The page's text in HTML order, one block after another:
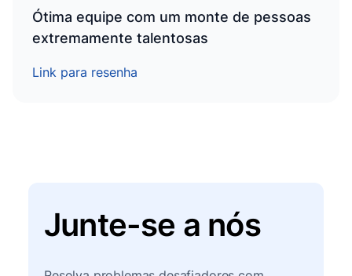
Ótima equipe com um monte de pessoas
extremamente talentosas
Link para resenha
Junte-se a nós